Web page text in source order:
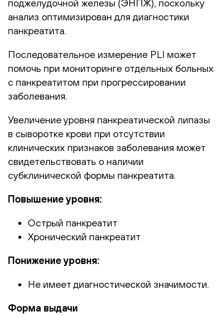
поджелудочной железы (ЭНПЖ), поскольку
анализ оптимизирован для диагностики
панкреатита.
Последовательное измерение PLI может
помочь при мониторинге отдельных больных
с панкреатитом при прогрессировании
заболевания.
Увеличение уровня панкреатической липазы
в сыворотке крови при отсутствии
клинических признаков заболевания может
свидетельствовать о наличии
субклинической формы панкреатита.
Повышение уровня:
Острый панкреатит
Хронический панкреатит
Понижение уровня:
Не имеет диагностической значимости.
Форма выдачи